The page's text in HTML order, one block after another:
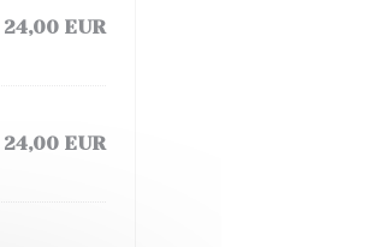
24,00 EUR
24,00 EUR